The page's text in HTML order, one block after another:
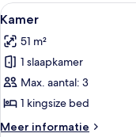
Alle
foto's
voor
Kamer
laden
4
Kamer
51 m²
1 slaapkamer
Max. aantal: 3
1 kingsize bed
Meer informatie
Meer